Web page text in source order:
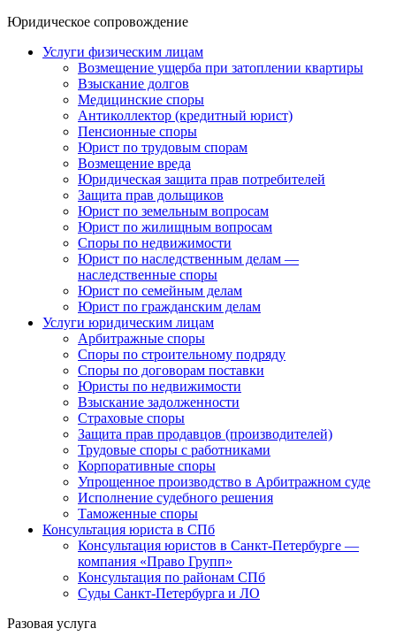
Юридическое сопровождение
Услуги физическим лицам
Возмещение ущерба при затоплении квартиры
Взыскание долгов
Медицинские споры
Антиколлектор (кредитный юрист)
Пенсионные споры
Юрист по трудовым спорам
Возмещение вреда
Юридическая защита прав потребителей
Защита прав дольщиков
Юрист по земельным вопросам
Юрист по жилищным вопросам
Споры по недвижимости
Юрист по наследственным делам —
наследственные споры
Юрист по семейным делам
Юрист по гражданским делам
Услуги юридическим лицам
Арбитражные споры
Споры по строительному подряду
Споры по договорам поставки
Юристы по недвижимости
Взыскание задолженности
Страховые споры
Защита прав продавцов (производителей)
Трудовые споры с работниками
Корпоративные споры
Упрощенное производство в Арбитражном суде
Исполнение судебного решения
Таможенные споры
Консультация юриста в СПб
Консультация юристов в Санкт-Петербурге —
компания «Право Групп»
Консультация по районам СПб
Суды Санкт-Петербурга и ЛО
Разовая услуга